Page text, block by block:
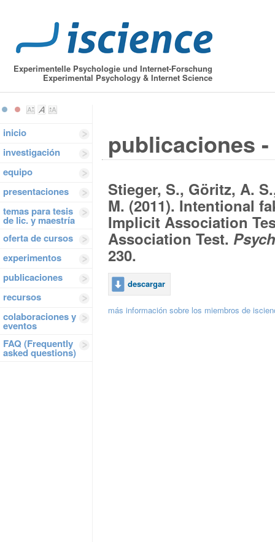
Experimentelle Psychologie und Internet-Forschung
Experimental Psychology & Internet Science
inicio
investigación
equipo
presentaciones
temas para tesis
de lic. y maestría
oferta de cursos
experimentos
publicaciones
recursos
colaboraciones y
eventos
FAQ (Frequently
asked questions)
publicaciones
Stieger, S., Göritz, A.
M. (2011). Intentional
Implicit Association
Association Test.
230.
descargar
más información sobre los miembros de